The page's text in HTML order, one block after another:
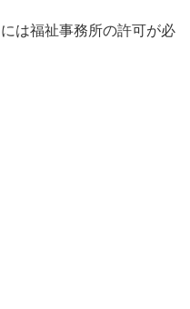
は福祉事務所の許可が必